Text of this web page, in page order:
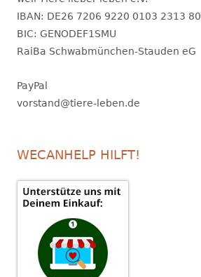
IBAN: DE26 7206 9220 0103 2313 80
BIC: GENODEF1SMU
RaiBa Schwabmünchen-Stauden eG
PayPal
vorstand@tiere-leben.de
WECANHELP HILFT!